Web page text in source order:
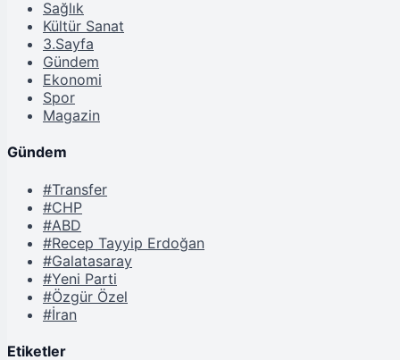
Sağlık
Kültür Sanat
3.Sayfa
Gündem
Ekonomi
Spor
Magazin
Gündem
#Transfer
#CHP
#ABD
#Recep Tayyip Erdoğan
#Galatasaray
#Yeni Parti
#Özgür Özel
#İran
Etiketler